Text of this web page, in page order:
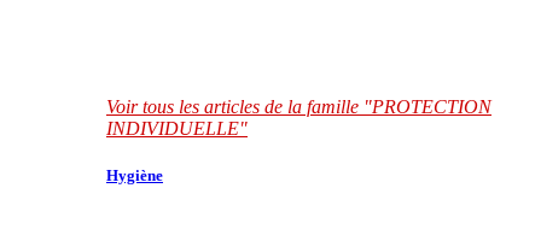
Voir tous les articles de la famille "PROTECTION
INDIVIDUELLE"
Hygiène